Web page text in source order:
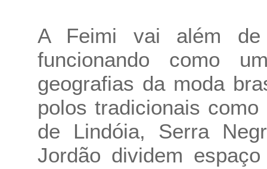
A Feimi vai além de
funcionando como
geografias da moda
polos tradicionais
de Lindóia, Serra
Jordão dividem